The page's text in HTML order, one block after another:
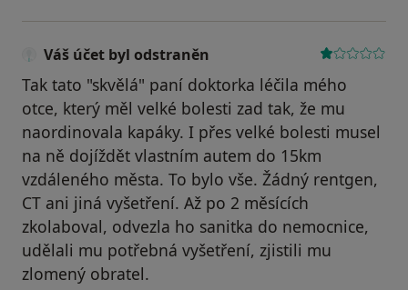
Váš účet byl odstraněn
Tak tato "skvělá" paní doktorka léčila mého
otce, který měl velké bolesti zad tak, že mu
naordinovala kapáky. I přes velké bolesti musel
na ně dojíždět vlastním autem do 15km
vzdáleného města. To bylo vše. Žádný rentgen,
CT ani jiná vyšetření. Až po 2 měsících
zkolaboval, odvezla ho sanitka do nemocnice,
udělali mu potřebná vyšetření, zjistili mu
zlomený obratel.